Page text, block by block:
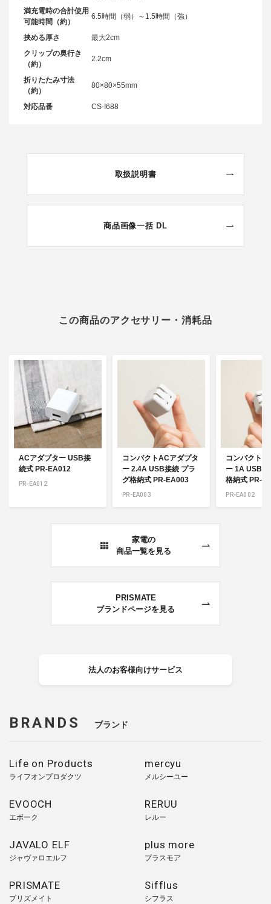
満充電時の合計使用
可能時間（約）
6.5時間（弱）～1.5時間（強）
挟める厚さ
最大2cm
クリップの奥行き
（約）
2.2cm
折りたたみ寸法
（約）
80×80×55mm
対応品番 CS-I688
取扱説明書
商品画像一括 DL
この商品のアクセサリー・消耗品
ACアダプター USB接
続式 PR-EA012
PR-EA012
コンパクトACアダプタ
ー 2.4A USB接続 プラ
グ格納式 PR-EA003
PR-EA003
コンパクト
ー 1A USB接
格納式 PR-
PR-EA002
家電の
商品一覧を見る
PRISMATE
ブランドページを見る
法人のお客様向けサービス
BRANDS ブランド
Life on Products
ライフオンプロダクツ
mercyu
メルシーユー
EVOOCH
エボーク
RERUU
レルー
JAVALO ELF
ジャヴァロエルフ
plus more
プラスモア
PRISMATE
プリズメイト
Sifflus
シフラス